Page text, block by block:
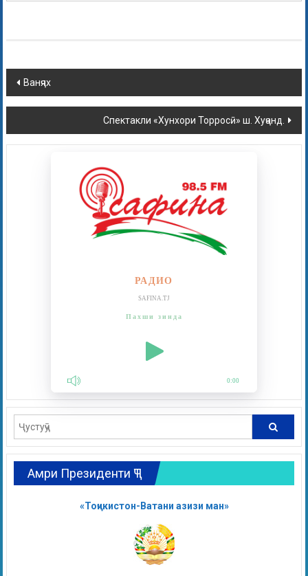
Ванҷях
Спектакли «Хунхори Торросӣ» ш. Хуҷанд.
РАДИО
SAFINA.TJ
Пахши зинда
0:00
Амри Президенти ҶТ
«Тоҷикистон-Ватани азизи ман»